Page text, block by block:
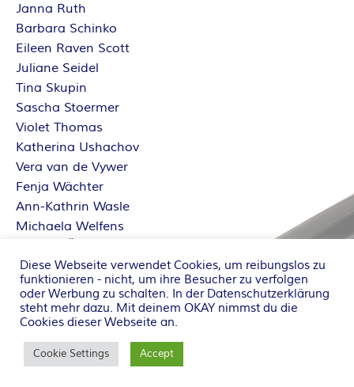
Janna Ruth
Barbara Schinko
Eileen Raven Scott
Juliane Seidel
Tina Skupin
Sascha Stoermer
Violet Thomas
Katherina Ushachov
Vera van de Vywer
Fenja Wächter
Ann-Kathrin Wasle
Michaela Welfens
Dorothe Zürcher
Hintergrundbild: Tintenfass © birgitH /
Tintenklecks © János Balázs /
Diese Webseite verwendet Cookies, um reibungslos zu
funktionieren - nicht, um ihre Besucher zu verfolgen
oder Werbung zu schalten. In der Datenschutzerklärung
steht mehr dazu. Mit deinem OKAY nimmst du die
Cookies dieser Webseite an.
Cookie Settings Accept